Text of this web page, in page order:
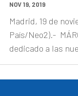
NOV 19, 2019
Madrid, 19 de
País/Neo2).-
dedicado a las